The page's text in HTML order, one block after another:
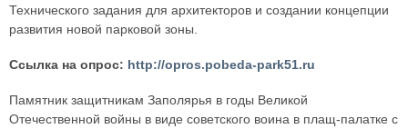
Технического задания для архитекторов и создании концепции
развития новой парковой зоны.
Ссылка на опрос: http://opros.pobeda-park51.ru
Памятник защитникам Заполярья в годы Великой
Отечественной войны в виде советского воина в плащ-палатке с